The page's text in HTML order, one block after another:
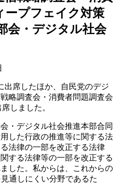
ープフェイク対策
会・デジタル社会
出席したほか、自民党のデジ
略調査会・消費者問題調査会
しました。
・デジタル社会推進本部合同
した行政の推進等に関する法
法律の一部を改正する法律
する法律等の一部を改正する
した。私からは、これからの
通しにくい分野であるた